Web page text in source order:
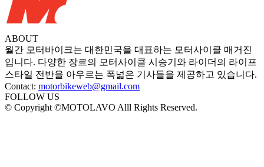
ABOUT
월간 모터바이크는 대한민국을 대표하는 모터사이클 매거진
입니다. 다양한 장르의 모터사이클 시승기와 라이더의 라이프
스타일 전반을 아우르는 폭넓은 기사들을 제공하고 있습니다.
Contact: motorbikeweb@gmail.com
FOLLOW US
© Copyright ©MOTOLAVO Alll Rights Reserved.